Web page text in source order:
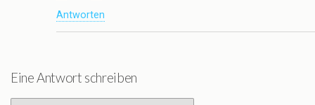
Antworten
Eine Antwort schreiben